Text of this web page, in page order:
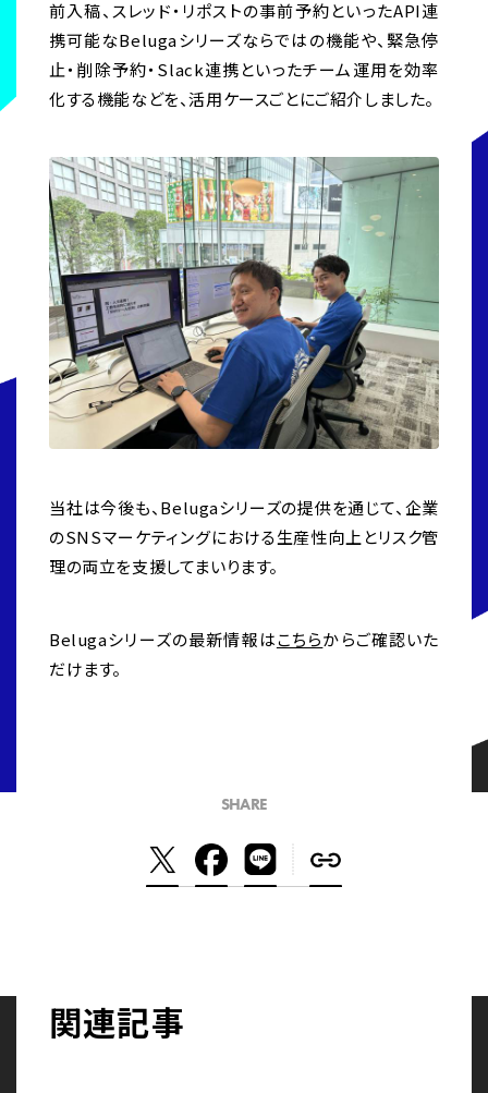
前入稿、スレッド・リポストの事前予約といったAPI連
携可能なBelugaシリーズならではの機能や、緊急停
止・削除予約・Slack連携といったチーム運用を効率
化する機能などを、活用ケースごとにご紹介しました。
当社は今後も、Belugaシリーズの提供を通じて、企業
のSNSマーケティングにおける生産性向上とリスク管
理の両立を支援してまいります。
Belugaシリーズの最新情報はこちらからご確認いた
だけます。
SHARE
関連記事